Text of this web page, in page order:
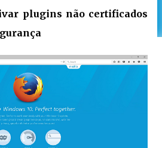
plugins não certificados